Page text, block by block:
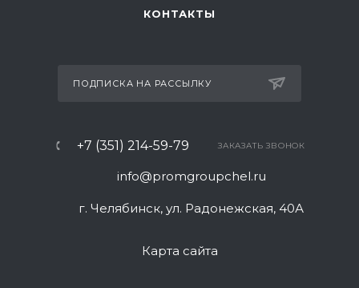
КОНТАКТЫ
ПОДПИСКА НА РАССЫЛКУ
+7 (351) 214-59-79 ЗАКАЗАТЬ ЗВОНОК
info@promgroupchel.ru
г. Челябинск, ул. Радонежская, 40А
Карта сайта